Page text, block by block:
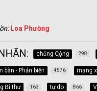
Loa Phường
chống Cộng 298
bàn - Phản biện 4576 mạng
Bí thư 163 tự do 866